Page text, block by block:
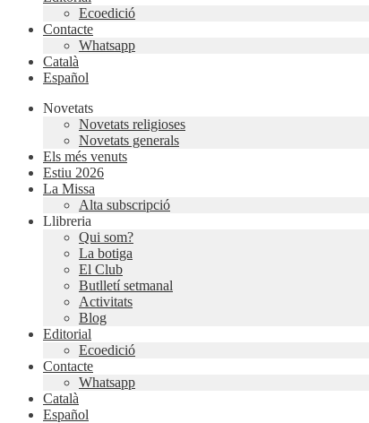
Ecoedició
Contacte
Whatsapp
Català
Español
Novetats
Novetats religioses
Novetats generals
Els més venuts
Estiu 2026
La Missa
Alta subscripció
Llibreria
Qui som?
La botiga
El Club
Butlletí setmanal
Activitats
Blog
Editorial
Ecoedició
Contacte
Whatsapp
Català
Español